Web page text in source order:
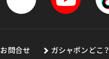
お問合せ ガシャポンどこ？